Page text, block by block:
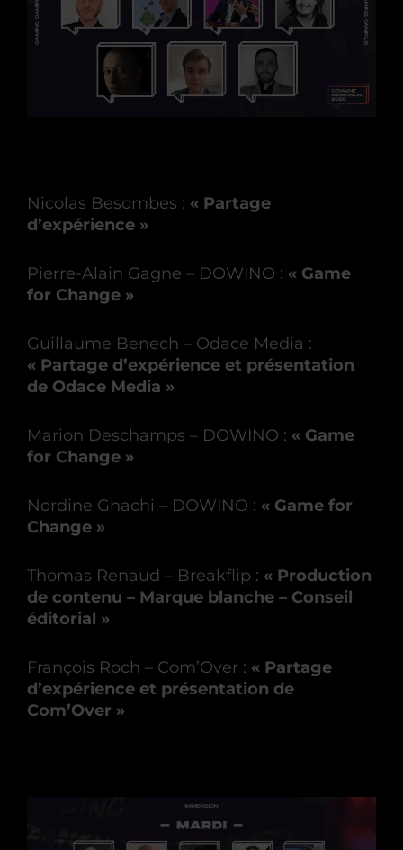
Nicolas Besombes : « Partage
d’expérience »
Pierre-Alain Gagne – DOWINO : « Game
for Change »
Guillaume Benech – Odace Media :
« Partage d’expérience et présentation
de Odace Media »
Marion Deschamps – DOWINO : « Game
for Change »
Nordine Ghachi – DOWINO : « Game for
Change »
Thomas Renaud – Breakflip : « Production
de contenu – Marque blanche – Conseil
éditorial »
François Roch – Com’Over : « Partage
d’expérience et présentation de
Com’Over »